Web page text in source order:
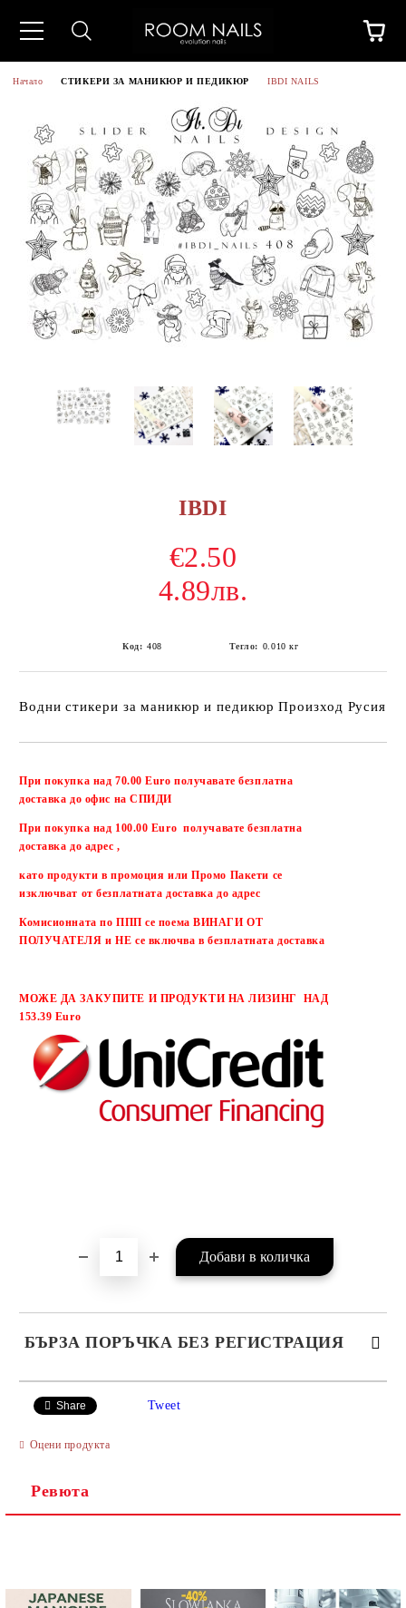
Начало СТИКЕРИ ЗА МАНИКЮР И ПЕДИКЮР IBDI NAILS
IBDI
€2.50
4.89лв.
Код: 408 Тегло: 0.010 кг
Водни стикери за маникюр и педикюр Произход Русия
При покупка над 70.00 Euro получавате безплатна
доставка до офис на СПИДИ
При покупка над 100.00 Euro получавате безплатна
доставка до адрес ,
като продукти в промоция или Промо Пакети се
изключват от безплатната доставка до адрес
Комисионната по ППП се поема ВИНАГИ ОТ
ПОЛУЧАТЕЛЯ и НЕ се включва в безплатната доставка
МОЖЕ ДА ЗАКУПИТЕ И ПРОДУКТИ НА ЛИЗИНГ НАД
153.39 Euro
БЪРЗА ПОРЪЧКА БЕЗ РЕГИСТРАЦИЯ
Share Tweet
Оцени продукта
Ревюта